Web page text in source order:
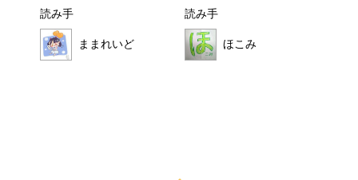
読み手
ままれいど
読み手
ほこみ